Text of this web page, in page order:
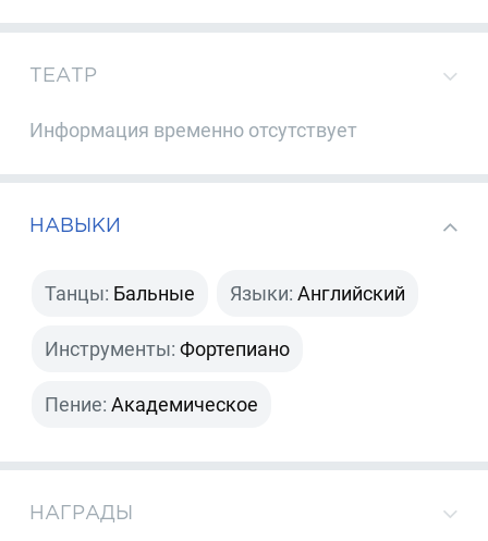
ТЕАТР
Информация временно отсутствует
НАВЫКИ
Танцы: Бальные Языки: Английский
Инструменты: Фортепиано
Пение: Академическое
НАГРАДЫ